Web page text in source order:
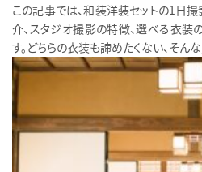
この記事では、和装洋装セットの1日撮
介、スタジオ撮影の特徴、選べる衣装
す。どちらの衣装も諦めたくない、そん